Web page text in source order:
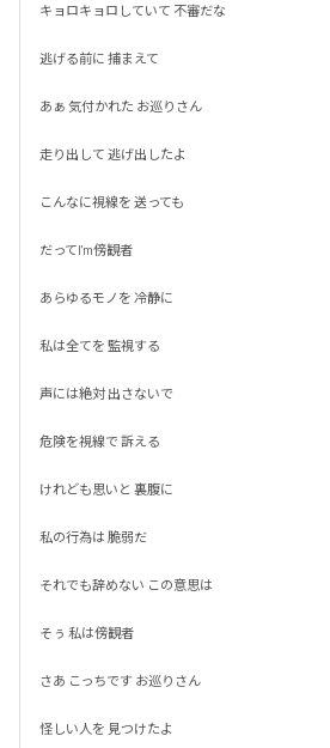
キョロキョロしていて 不審だな
逃げる前に 捕まえて
あぁ 気付かれた お巡りさん
走り出して 逃げ出したよ
こんなに視線を 送っても
だってI'm傍観者
あらゆるモノを 冷静に
私は全てを 監視する
声には絶対 出さないで
危険を視線で 訴える
けれども思いと 裏腹に
私の行為は 脆弱だ
それでも辞めない この意思は
そぅ 私は傍観者
さあ こっちです お巡りさん
怪しい人を 見つけたよ